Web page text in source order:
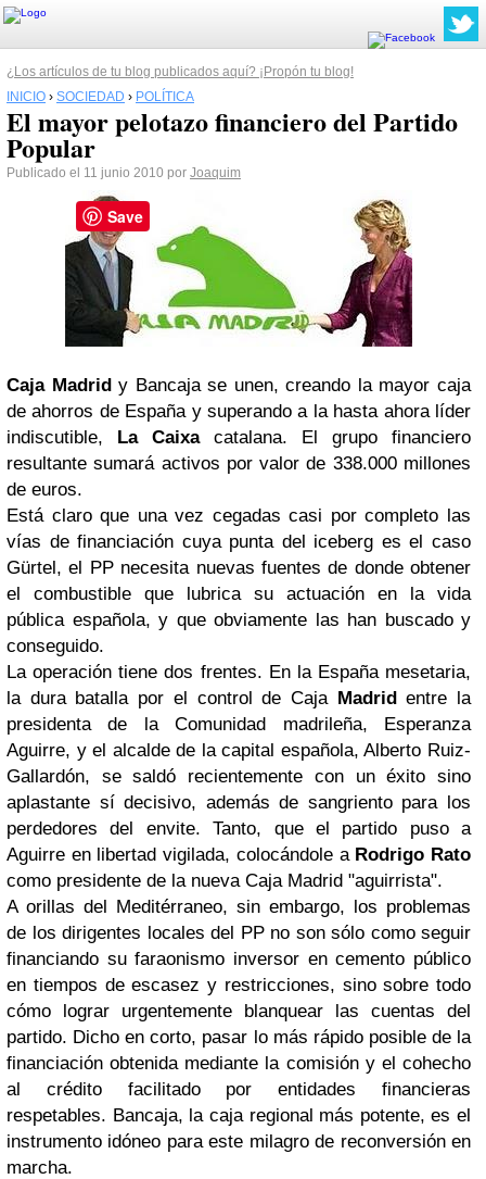
¿Los artículos de tu blog publicados aquí? ¡Propón tu blog!
INICIO › SOCIEDAD › POLÍTICA
El mayor pelotazo financiero del Partido
Popular
Publicado el 11 junio 2010 por Joaquim
Caja Madridy Bancaja se unen, creando la mayor caja
de ahorros de España y superando a la hasta ahora líder
indiscutible, La Caixacatalana. El grupo financiero
resultante sumará activos por valor de 338.000 millones
de euros.
Está claro que una vez cegadas casi por completo las
vías de financiación cuya punta del iceberg es el caso
Gürtel, el PP necesita nuevas fuentes de donde obtener
el combustible que lubrica su actuación en la vida
pública española, y que obviamente las han buscado y
conseguido.
La operación tiene dos frentes. En la España mesetaria,
la dura batalla por el control de Caja Madridentre la
presidenta de la Comunidad madrileña, Esperanza
Aguirre, y el alcalde de la capital española, Alberto Ruiz-
Gallardón, se saldó recientemente con un éxito sino
aplastante sí decisivo, además de sangriento para los
perdedores del envite. Tanto, que el partido puso a
Aguirre en libertad vigilada, colocándole a Rodrigo Rato
como presidente de la nueva Caja Madrid "aguirrista".
A orillas del Meditérraneo, sin embargo, los problemas
de los dirigentes locales del PP no son sólo como seguir
financiando su faraonismo inversor en cemento público
en tiempos de escasez y restricciones, sino sobre todo
cómo lograr urgentemente blanquear las cuentas del
partido. Dicho en corto, pasar lo más rápido posible de la
financiación obtenida mediante la comisión y el cohecho
al crédito facilitado por entidades financieras
respetables. Bancaja, la caja regional más potente, es el
instrumento idóneo para este milagro de reconversión en
marcha.
Save